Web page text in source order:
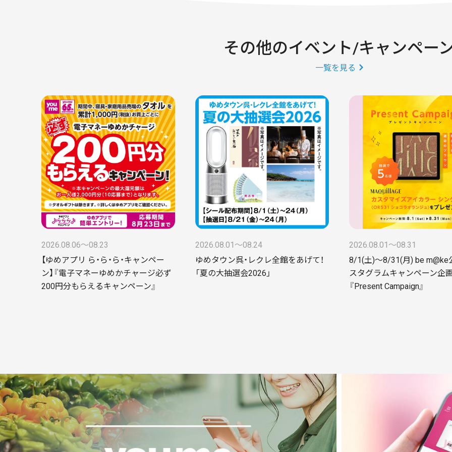
その他のイベント/キャンペー
一覧を見る
2026.08.06〜08.23
【ゆめアプリ ら・ら・ら・キャンペー
ン】『電子マネーゆめかチャージ必ず
200円分もらえるキャンペーン』
2026.08.01〜08.24
ゆめタウン呉・レクレ全館をあげて！
「夏の大抽選会2026」
2026.08.01〜08.31
8/1(土)～8/31(月) be m@ke
スタグラムキャンペーン企
『Present Campaign』